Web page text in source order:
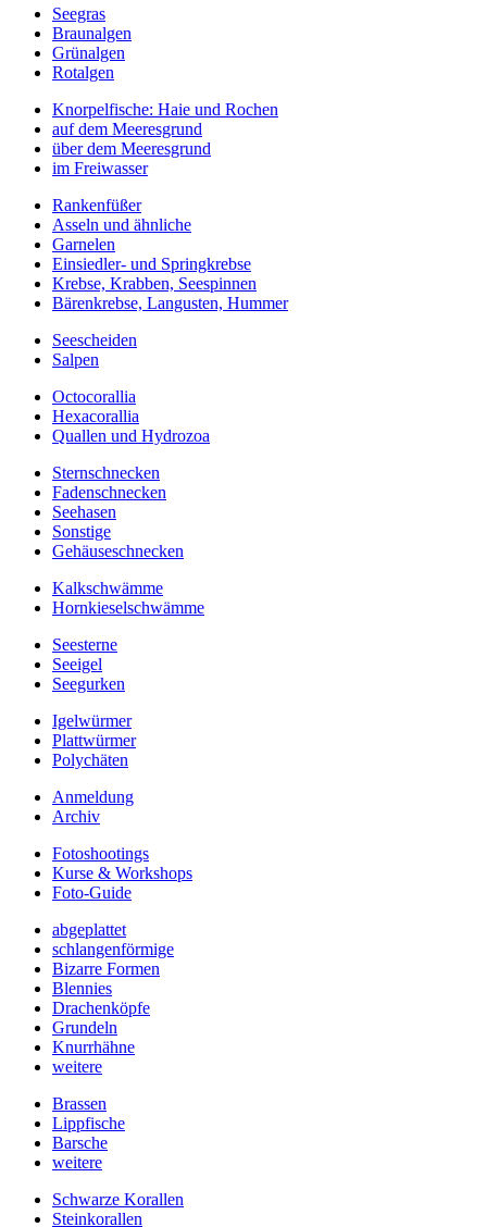
Seegras
Braunalgen
Grünalgen
Rotalgen
Knorpelfische: Haie und Rochen
auf dem Meeresgrund
über dem Meeresgrund
im Freiwasser
Rankenfüßer
Asseln und ähnliche
Garnelen
Einsiedler- und Springkrebse
Krebse, Krabben, Seespinnen
Bärenkrebse, Langusten, Hummer
Seescheiden
Salpen
Octocorallia
Hexacorallia
Quallen und Hydrozoa
Sternschnecken
Fadenschnecken
Seehasen
Sonstige
Gehäuseschnecken
Kalkschwämme
Hornkieselschwämme
Seesterne
Seeigel
Seegurken
Igelwürmer
Plattwürmer
Polychäten
Anmeldung
Archiv
Fotoshootings
Kurse & Workshops
Foto-Guide
abgeplattet
schlangenförmige
Bizarre Formen
Blennies
Drachenköpfe
Grundeln
Knurrhähne
weitere
Brassen
Lippfische
Barsche
weitere
Schwarze Korallen
Steinkorallen